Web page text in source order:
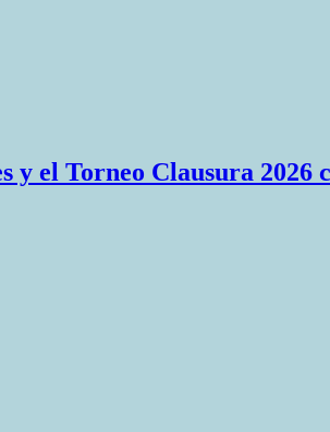
el Torneo Clausura 2026